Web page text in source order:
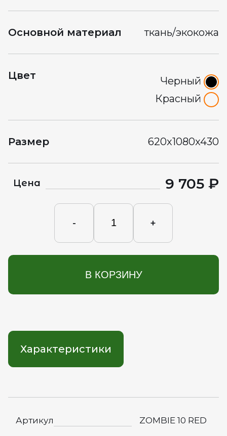
Основной материал ткань/экокожа
Цвет
Черный
Красный
Размер 620x1080x430
Цена 9 705 ₽
- +
В КОРЗИНУ
Характеристики
Артикул ZOMBIE 10 RED